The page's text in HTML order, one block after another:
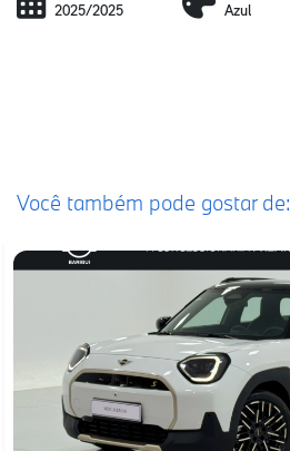
2025/2025 Azul
Você também pode gostar de: